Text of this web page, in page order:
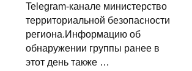
Telegram-канале министерство
территориальной безопасности
региона.Информацию об
обнаружении группы ранее в
этот день также …